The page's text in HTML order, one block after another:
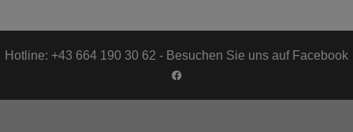
Hotline: +43 664 190 30 62 - Besuchen Sie uns auf Facebook